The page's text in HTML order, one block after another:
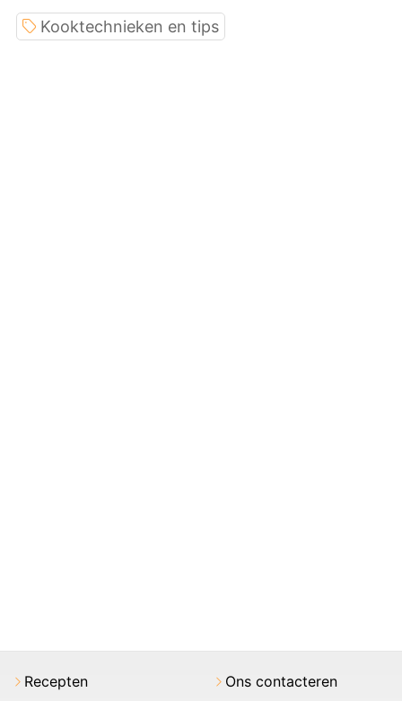
Kooktechnieken en tips
Recepten Ons contacteren